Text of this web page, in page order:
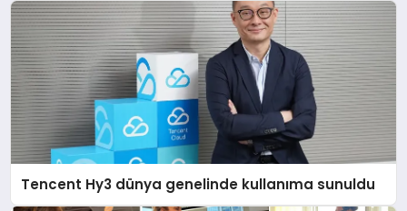
Tencent Hy3 dünya genelinde kullanıma sunuldu